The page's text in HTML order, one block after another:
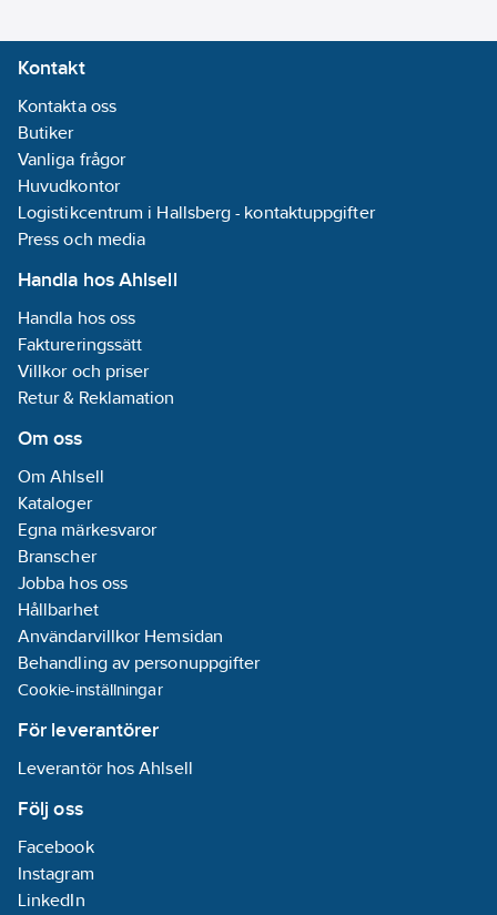
Kontakt
Kontakta oss
Butiker
Vanliga frågor
Huvudkontor
Logistikcentrum i Hallsberg - kontaktuppgifter
Press och media
Handla hos Ahlsell
Handla hos oss
Faktureringssätt
Villkor och priser
Retur & Reklamation
Om oss
Om Ahlsell
Kataloger
Egna märkesvaror
Branscher
Jobba hos oss
Hållbarhet
Användarvillkor Hemsidan
Behandling av personuppgifter
Cookie-inställningar
För leverantörer
Leverantör hos Ahlsell
Följ oss
Facebook
Instagram
LinkedIn